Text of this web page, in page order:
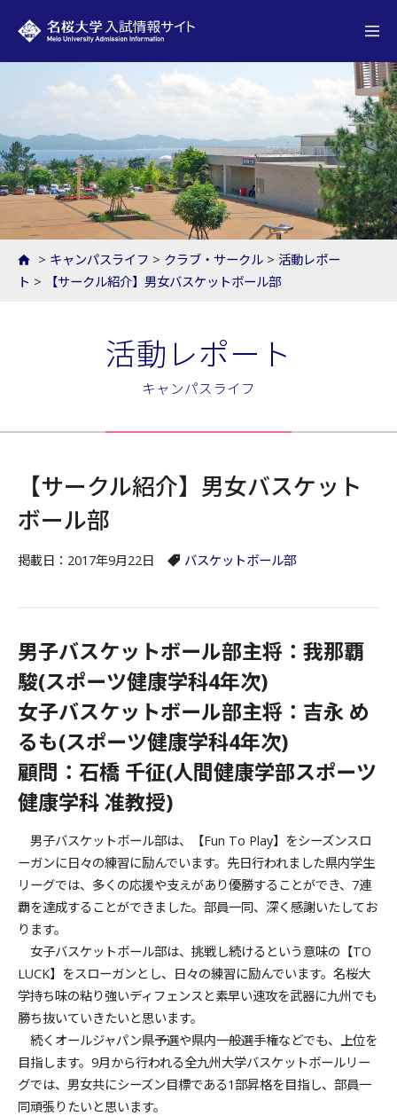
> キャンパスライフ > クラブ・サークル > 活動レポー
ト > 【サークル紹介】男女バスケットボール部
活動レポート
キャンパスライフ
【サークル紹介】男女バスケット
ボール部
掲載日：2017年9月22日 バスケットボール部
男子バスケットボール部主将：我那覇
駿(スポーツ健康学科4年次)
女子バスケットボール部主将：吉永 め
るも(スポーツ健康学科4年次)
顧問：石橋 千征(人間健康学部スポーツ
健康学科 准教授)
男子バスケットボール部は、【Fun To Play】をシーズンスロ
ーガンに日々の練習に励んでいます。先日行われました県内学生
リーグでは、多くの応援や支えがあり優勝することができ、7連
覇を達成することができました。部員一同、深く感謝いたしてお
ります。
女子バスケットボール部は、挑戦し続けるという意味の【TO
LUCK】をスローガンとし、日々の練習に励んでいます。名桜大
学持ち味の粘り強いディフェンスと素早い速攻を武器に九州でも
勝ち抜いていきたいと思います。
続くオールジャパン県予選や県内一般選手権などでも、上位を
目指します。9月から行われる全九州大学バスケットボールリー
グでは、男女共にシーズン目標である1部昇格を目指し、部員一
同頑張りたいと思います。